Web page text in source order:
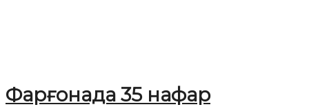
Фарғонада 35 нафар